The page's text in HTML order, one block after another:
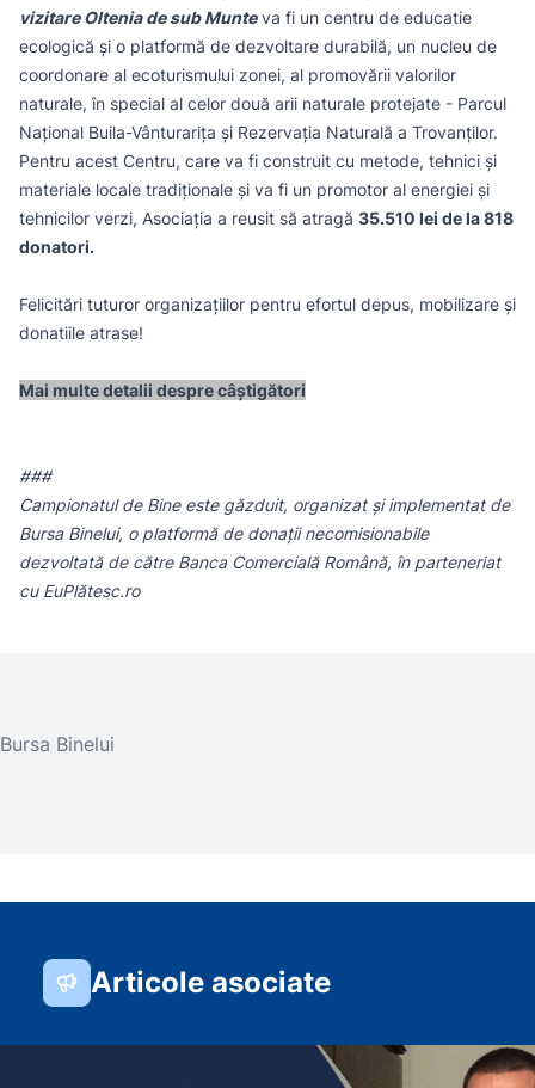
vizitare Oltenia de sub Munteva fi un centru de educatie
ecologică și o platformă de dezvoltare durabilă, un nucleu de
coordonare al ecoturismului zonei, al promovării valorilor
naturale, în special al celor două arii naturale protejate - Parcul
Național Buila-Vânturarița și Rezervaţia Naturală a Trovanţilor.
Pentru acest Centru, care va fi construit cu metode, tehnici și
materiale locale tradiționale și va fi un promotor al energiei și
tehnicilor verzi, Asociația a reusit să atragă 35.510 lei de la 818
donatori.
Felicitări tuturor organizațiilor pentru efortul depus, mobilizare și
donatiile atrase!
Mai multe detalii despre câștigători
###
Campionatul de Bine este găzduit, organizat și implementat de
Bursa Binelui, o platformă de donații necomisionabile
dezvoltată de către Banca Comercială Română, în parteneriat
cu EuPlătesc.ro
Bursa Binelui
Articole asociate